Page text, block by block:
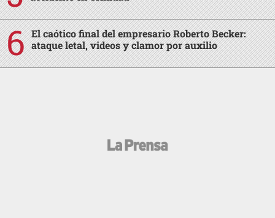
El caótico final del empresario Roberto Becker:
ataque letal, videos y clamor por auxilio